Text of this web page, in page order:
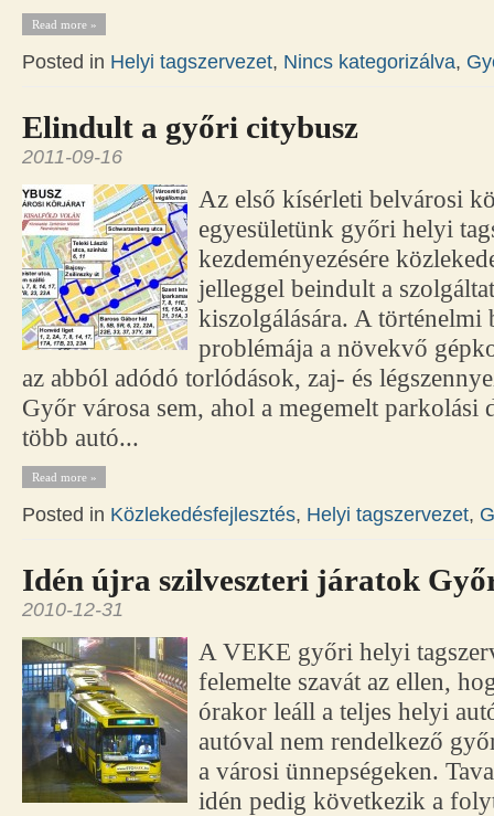
Read more »
Posted in Helyi tagszervezet, Nincs kategorizálva,
Elindult a győri citybusz
2011-09-16
Az első kísérleti belvárosi
egyesületünk győri helyi
kezdeményezésére
jelleggel beindult a
kiszolgálására. A történelmi
problémája a növekvő
az abból adódó torlódások, zaj- és
Győr városa sem, ahol a megemelt parkolási
több autó...
Read more »
Posted in Közlekedésfejlesztés, Helyi tagszervezet,
Idén újra szilveszteri járatok
2010-12-31
A VEKE győri helyi
felemelte szavát az ellen,
órakor leáll a teljes helyi
autóval nem rendelkező
a városi ünnepségeken.
idén pedig következik a